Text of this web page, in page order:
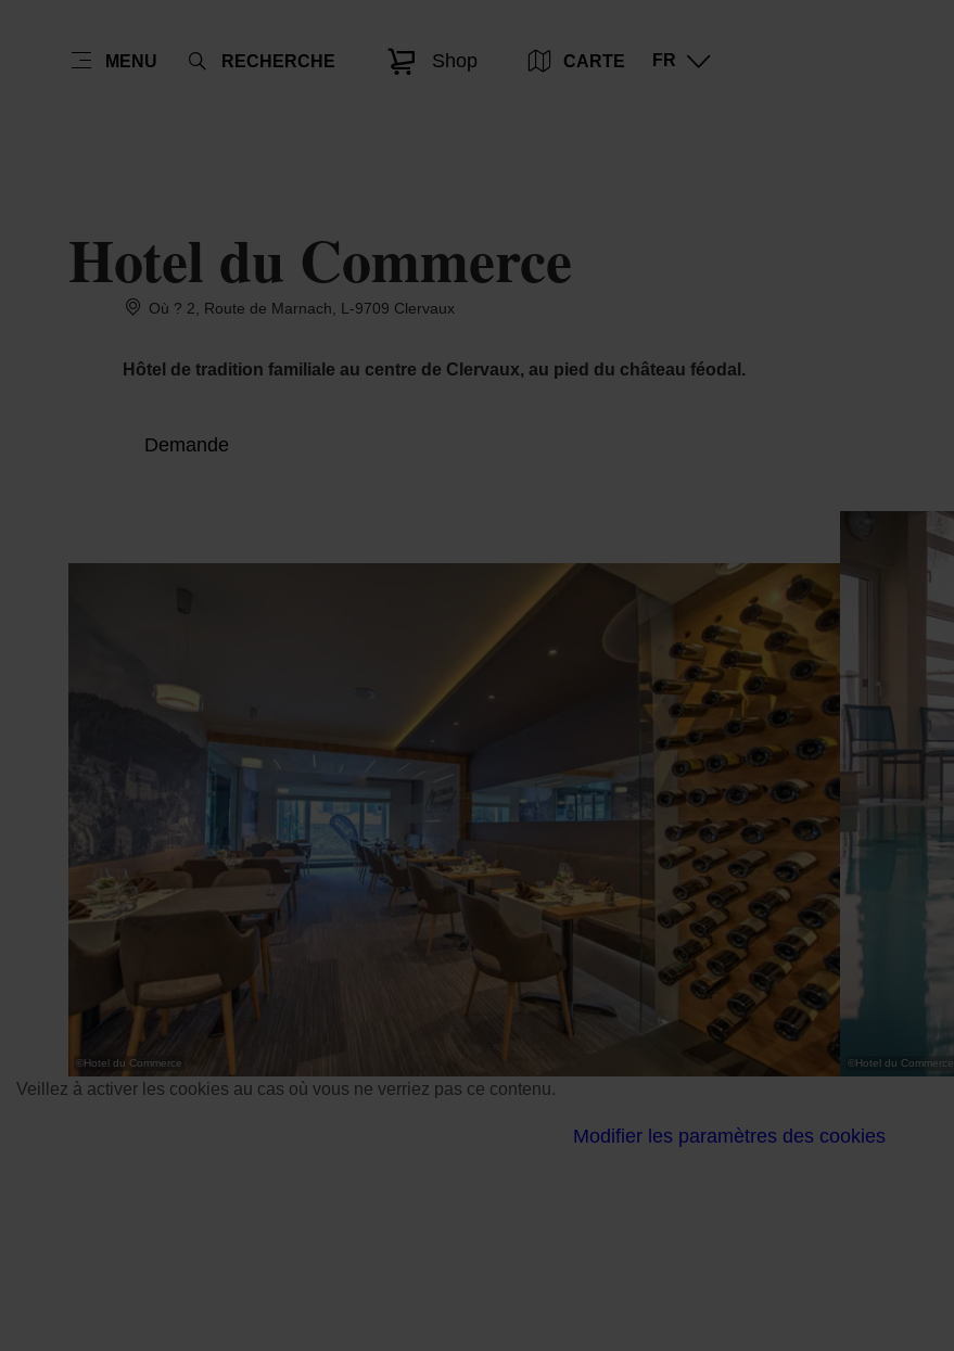
MENU RECHERCHE Shop CARTE FR
Hotel du Commerce
Où ? 2, Route de Marnach, L-9709 Clervaux
Hôtel de tradition familiale au centre de Clervaux, au pied du château féodal.
Demande
© Hotel du Commerce ©Hotel du Commerce
Veillez à activer les cookies au cas où vous ne verriez pas ce contenu.
Modifier les paramètres des cookies